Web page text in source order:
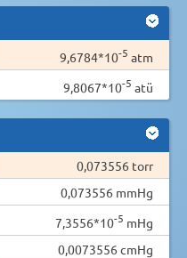
9,6784*10-5 atm
9,8067*10-5 atü
0,073556 torr
0,073556 mmHg
7,3556*10-5 mHg
0,0073556 cmHg